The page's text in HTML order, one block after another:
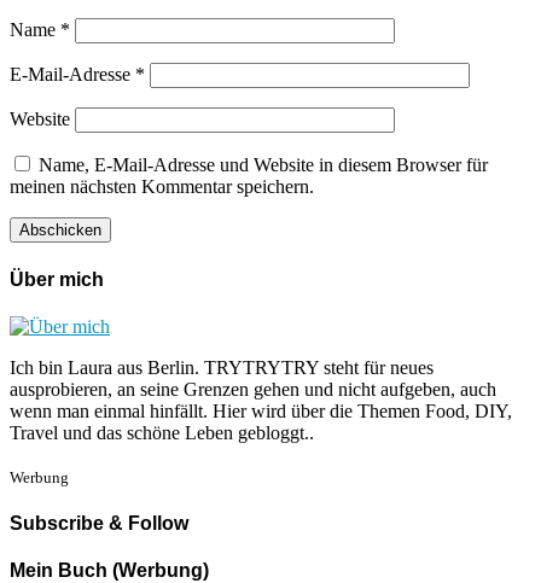
Name *
E-Mail-Adresse *
Website
Name, E-Mail-Adresse und Website in diesem Browser für
meinen nächsten Kommentar speichern.
Über mich
Ich bin Laura aus Berlin. TRYTRYTRY steht für neues
ausprobieren, an seine Grenzen gehen und nicht aufgeben, auch
wenn man einmal hinfällt. Hier wird über die Themen Food, DIY,
Travel und das schöne Leben gebloggt..
Werbung
Subscribe & Follow
Mein Buch (Werbung)